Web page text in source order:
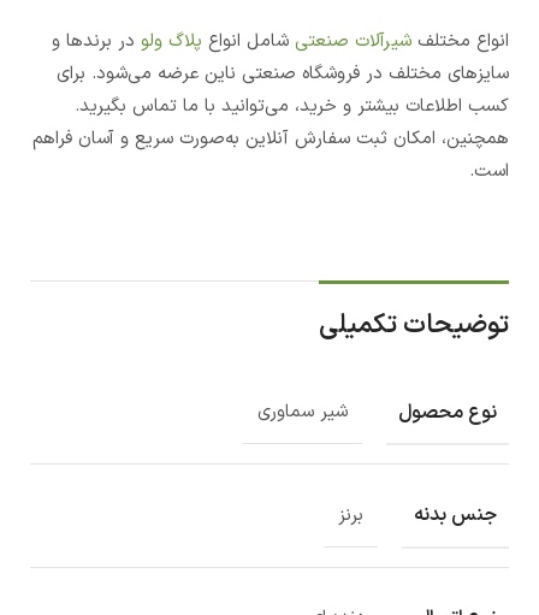
انواع مختلف شیرآلات صنعتی شامل انواع پلاگ ولو در برندها و
سایزهای مختلف در فروشگاه صنعتی ناین عرضه می‌شود. برای
کسب اطلاعات بیشتر و خرید، می‌توانید با ما تماس بگیرید.
همچنین، امکان ثبت سفارش آنلاین به‌صورت سریع و آسان فراهم
است.
توضیحات تکمیلی
نوع محصول شیر سماوری
جنس بدنه برنز